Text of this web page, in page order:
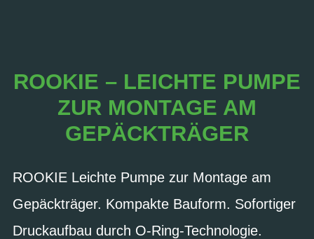
ROOKIE – LEICHTE PUMPE
ZUR MONTAGE AM
GEPÄCKTRÄGER
ROOKIE Leichte Pumpe zur Montage am
Gepäckträger. Kompakte Bauform. Sofortiger
Druckaufbau durch O-Ring-Technologie.